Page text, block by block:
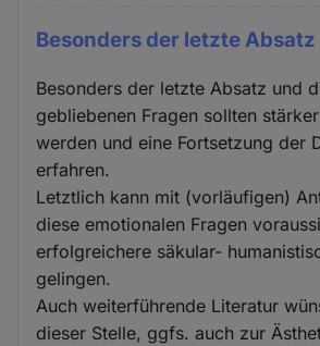
Besonders der letzte Absatz
Besonders der letzte Absatz und
gebliebenen Fragen sollten
werden und eine Fortsetzung der
erfahren.
Letztlich kann mit (vorläufigen)
diese emotionalen Fragen
erfolgreichere säkular-
gelingen.
Auch weiterführende Literatur
dieser Stelle, ggfs. auch zur